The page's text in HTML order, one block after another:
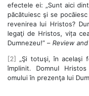
efectele ei: „Sunt aici
păcătuiesc şi se
revenirea lui Hristos?
legaţi de Hristos, vița
Dumnezeu!” – Review
[2] „Şi totuşi, în acelaşi
împlinit. Domnul
omului în prezenţa lui